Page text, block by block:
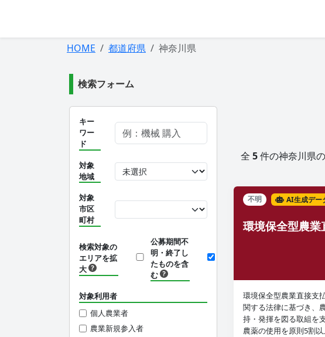
HOME 都道府県 神奈川県
検索フォーム
キー
ワー
ド
対象
地域
対象
市区
町村
検索対象の
エリアを拡
大
公募期間不
明・終了し
たものを含
む
対象利用者
個人農業者
農業新規参入者
全 5件の神奈川県
不明 AI生成デー
環境保全型農
環境保全型農業直接支
関する法律に基づき、
持・発揮を図る取組を
農薬の使用を原則5割以